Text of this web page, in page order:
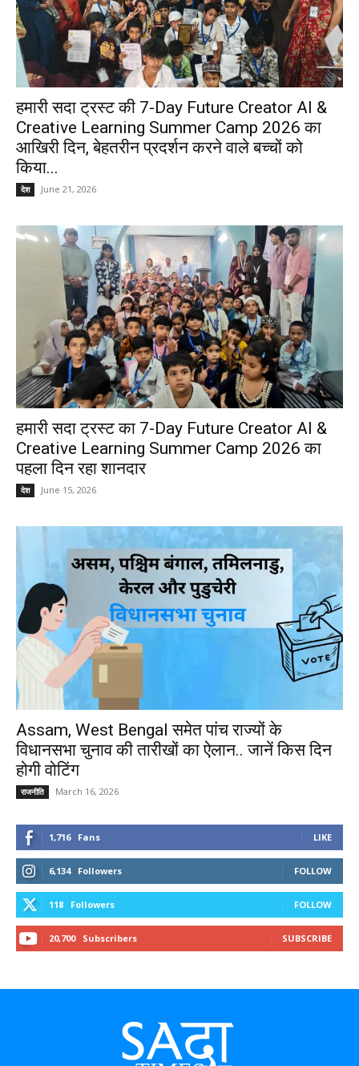
हमारी सदा ट्रस्ट की 7-Day Future Creator AI &
Creative Learning Summer Camp 2026 का
आखिरी दिन, बेहतरीन प्रदर्शन करने वाले बच्चों को
किया...
देश June 21, 2026
हमारी सदा ट्रस्ट का 7-Day Future Creator AI &
Creative Learning Summer Camp 2026 का
पहला दिन रहा शानदार
देश June 15, 2026
Assam, West Bengal समेत पांच राज्यों के
विधानसभा चुनाव की तारीखों का ऐलान.. जानें किस दिन
होगी वोटिंग
राजनीति March 16, 2026
1,716 Fans LIKE
6,134 Followers FOLLOW
118 Followers FOLLOW
20,700 Subscribers SUBSCRIBE